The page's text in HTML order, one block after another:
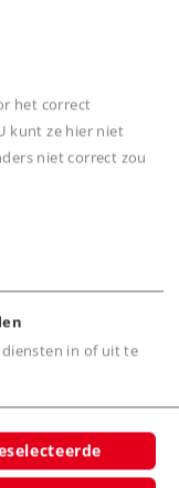
rails
het
uit elkaar te
ook op
het correct
kunt ze hier niet
niet correct zou
diensten in of uit te